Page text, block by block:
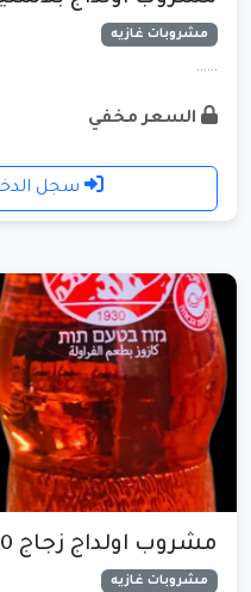
مشروبات غازيه
......
السعر مخفي
سجل
مشروب اولداج زجاج 250 مل 1/24
مشروبات غازيه